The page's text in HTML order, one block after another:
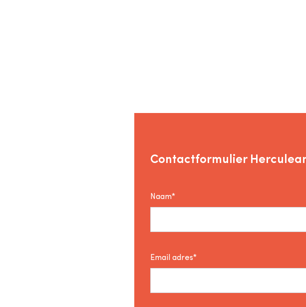
Contactformulier
Naam*
Email adres*